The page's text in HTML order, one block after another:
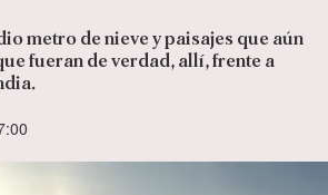
metro de nieve y paisajes que aún
fueran de verdad, allí, frente a